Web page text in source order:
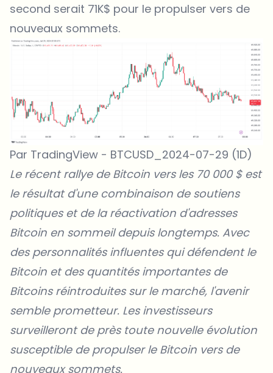
second serait 71K$ pour le propulser vers de
nouveaux sommets.
Par TradingView - BTCUSD_2024-07-29 (1D)
Le récent rallye de Bitcoin vers les 70 000 $ est
le résultat d'une combinaison de soutiens
politiques et de la réactivation d'adresses
Bitcoin en sommeil depuis longtemps. Avec
des personnalités influentes qui défendent le
Bitcoin et des quantités importantes de
Bitcoins réintroduites sur le marché, l'avenir
semble prometteur. Les investisseurs
surveilleront de près toute nouvelle évolution
susceptible de propulser le Bitcoin vers de
nouveaux sommets.